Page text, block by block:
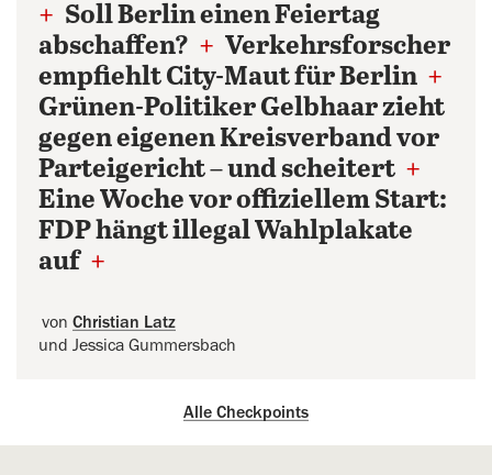
+ Soll Berlin einen Feiertag
abschaffen? + Verkehrsforscher
empfiehlt City-Maut für Berlin +
Grünen-Politiker Gelbhaar zieht
gegen eigenen Kreisverband vor
Parteigericht – und scheitert +
Eine Woche vor offiziellem Start:
FDP hängt illegal Wahlplakate
auf +
von Christian Latz
und Jessica Gummersbach
Alle Checkpoints